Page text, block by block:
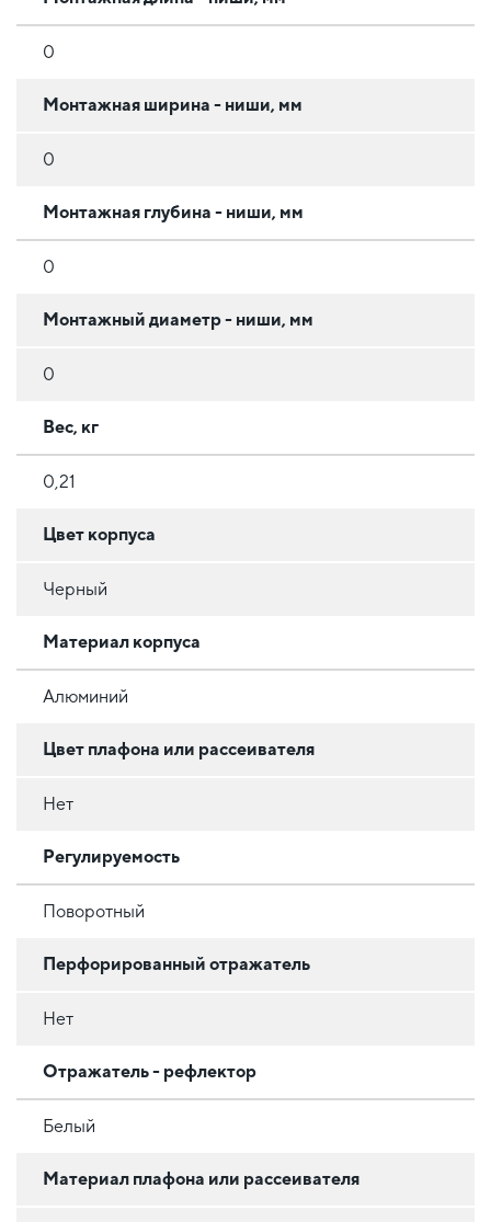
0
Монтажная ширина - ниши, мм
0
Монтажная глубина - ниши, мм
0
Монтажный диаметр - ниши, мм
0
Вес, кг
0,21
Цвет корпуса
Черный
Материал корпуса
Алюминий
Цвет плафона или рассеивателя
Нет
Регулируемость
Поворотный
Перфорированный отражатель
Нет
Отражатель - рефлектор
Белый
Материал плафона или рассеивателя